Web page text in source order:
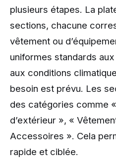
plusieurs étapes. La
sections, chacune
vêtement ou
uniformes standards
aux conditions
besoin est prévu. Les
des catégories comme
d’extérieur », «
Accessoires ». Cela
rapide et ciblée.